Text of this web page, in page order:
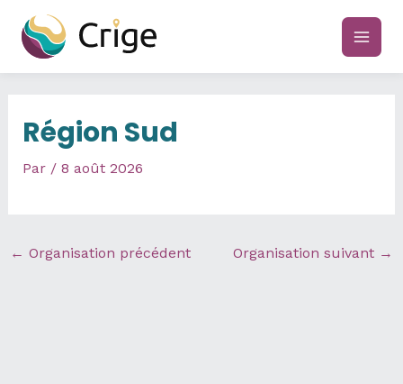
contenu
main
Région Sud
Par / 8 août 2026
← Organisation précédent Organisation suivant →